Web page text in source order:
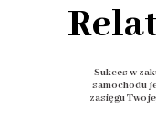
Sukces w
samochodu
zasięgu